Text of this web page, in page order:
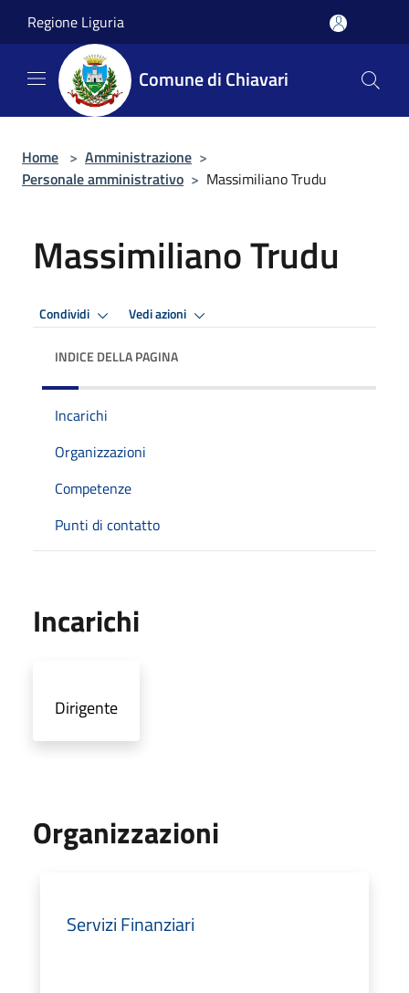
Regione Liguria
Comune di Chiavari
Home > Amministrazione >
Personale amministrativo > Massimiliano Trudu
Massimiliano Trudu
Condividi Vedi azioni
INDICE DELLA PAGINA
Incarichi
Organizzazioni
Competenze
Punti di contatto
Incarichi
Dirigente
Organizzazioni
Servizi Finanziari